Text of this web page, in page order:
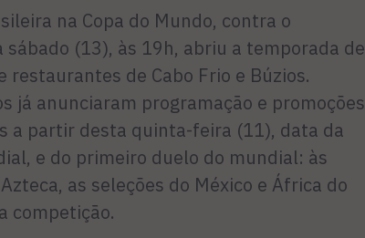
na Copa do Mundo, contra o
sábado (13), às 19h, abriu a temporada de
restaurantes de Cabo Frio e Búzios.
já anunciaram programação e promoções
a partir desta quinta-feira (11), data da
e do primeiro duelo do mundial: às
as seleções do México e África do
competição.